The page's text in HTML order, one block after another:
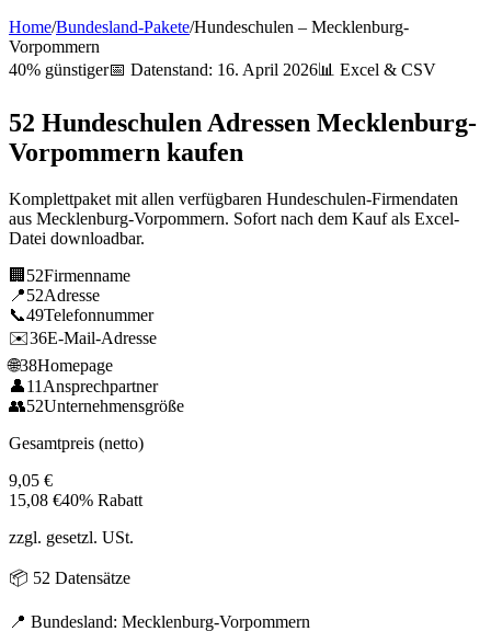
Home/Bundesland-Pakete/Hundeschulen – Mecklenburg-
Vorpommern
40% günstiger📅 Datenstand: 16. April 2026📊 Excel & CSV
52 Hundeschulen Adressen Mecklenburg-
Vorpommern kaufen
Komplettpaket mit allen verfügbaren Hundeschulen-Firmendaten
aus Mecklenburg-Vorpommern. Sofort nach dem Kauf als Excel-
Datei downloadbar.
🏢 52Firmenname
📍52Adresse
📞49Telefonnummer
✉️36E-Mail-Adresse
🌐38Homepage
👤11 Ansprechpartner
👥52Unternehmensgröße
Gesamtpreis (netto)
9,05 €
15,08 €40% Rabatt
zzgl. gesetzl. USt.
📦 52 Datensätze
📍 Bundesland: Mecklenburg-Vorpommern